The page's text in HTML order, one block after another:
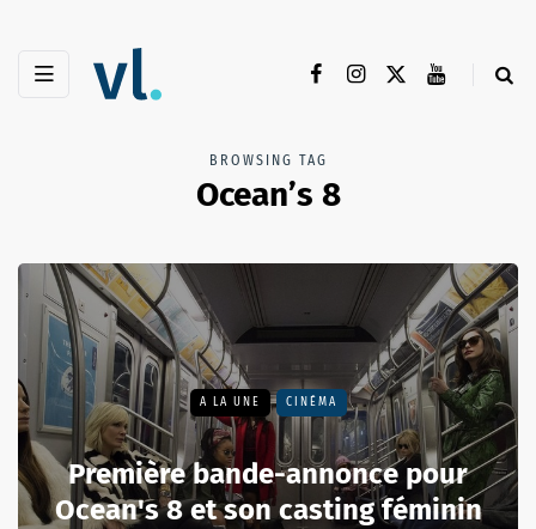
BROWSING TAG
Ocean’s 8
A LA UNE CINÉMA
Première bande-annonce pour
Ocean's 8 et son casting féminin